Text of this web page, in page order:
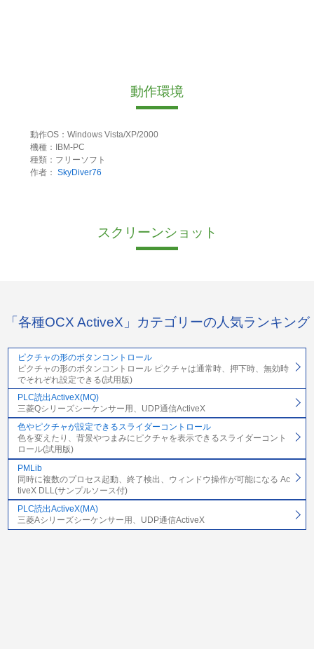
動作環境
動作OS：Windows Vista/XP/2000
機種：IBM-PC
種類：フリーソフト
作者： SkyDiver76
スクリーンショット
「各種OCX ActiveX」カテゴリーの人気ランキング
ピクチャの形のボタンコントロール
ピクチャの形のボタンコントロール ピクチャは通常時、押下時、無効時
でそれぞれ設定できる(試用版)
PLC読出ActiveX(MQ)
三菱Qシリーズシーケンサー用、UDP通信ActiveX
色やピクチャが設定できるスライダーコントロール
色を変えたり、背景やつまみにピクチャを表示できるスライダーコント
ロール(試用版)
PMLib
同時に複数のプロセス起動、終了検出、ウィンドウ操作が可能になる Ac
tiveX DLL(サンプルソース付)
PLC読出ActiveX(MA)
三菱Aシリーズシーケンサー用、UDP通信ActiveX